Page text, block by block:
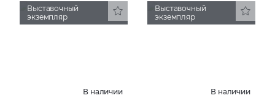
Выставочный
экземпляр
В наличии
Выставочный
экземпляр
В наличии